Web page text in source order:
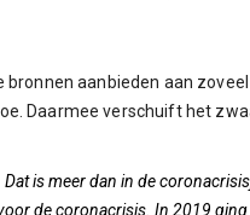
aanbieden aan
Daarmee verschuift het
is meer dan in de
de coronacrisis. In 2019